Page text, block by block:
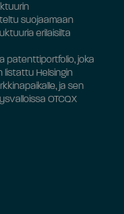
suojaamaan
erilaisilta
patenttiportfolio, joka
listattu Helsingin
ja sen
OTCQX